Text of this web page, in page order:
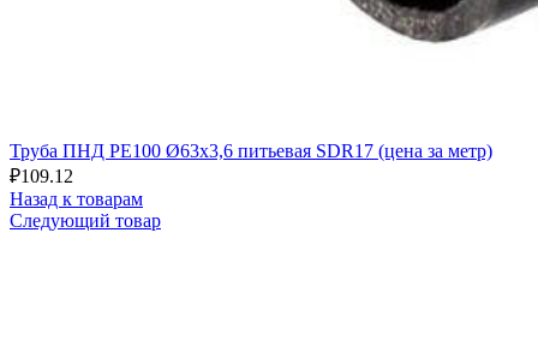
Труба ПНД РЕ100 Ø63x3,6 питьевая SDR17 (цена за метр)
₽109.12
Назад к товарам
Следующий товар